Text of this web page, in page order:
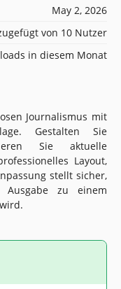
May 2, 2026
von 10 Nutzer
in diesem Monat
Journalismus mit
Gestalten Sie
Sie aktuelle
Layout,
stellt sicher,
zu einem